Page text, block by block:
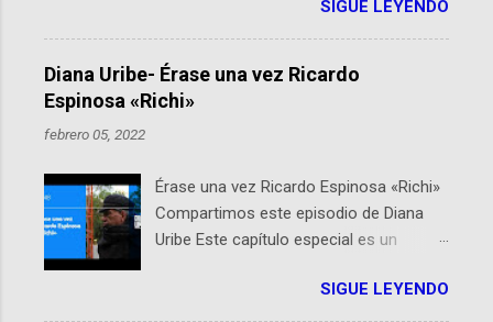
hackathon global que convierte tecnologías de la
Agencia Espacial Europea en soluciones prácticas para
la vida cotidiana. Este evento, organizado por el
Planetario de Bogotá del Idartes y la Universidad de los
Andes, reúne a expertos como el presidente de Airbus
Colombia y líderes del sector aeroespacial para inspirar
por qué importa en Bogotá ActInSpace es una
competencia mundial que opera en más de 60
ciudades, donde participantes tienen 24 horas para
idear startups basadas en tecnologías espaciales
como satélites y datos orbitales. En Bogotá, arranca
SIGUE LEYENDO
Diana Uribe- Érase una vez Ricardo
Espinosa «Richi»
febrero 05, 2022
Érase una vez Ricardo Espinosa «Richi»
Compartimos este episodio de Diana
Uribe Este capítulo especial es un
encuentran en el espíritu de este
SIGUE LEYENDO